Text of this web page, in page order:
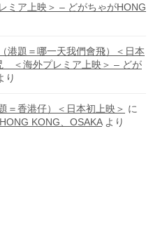
ミア上映＞ – どがちゃがHONG
港題＝哪一天我們會飛）＜日本
＜海外プレミア上映＞ – どが
り
＝香港仔）＜日本初上映＞ に
KONG、OSAKAより